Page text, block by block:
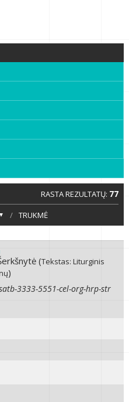
RASTA REZULTATŲ: 77
/ TRUKMĖ
(Tekstas: Liturginis
)
satb-3333-5551-cel-org-hrp-str